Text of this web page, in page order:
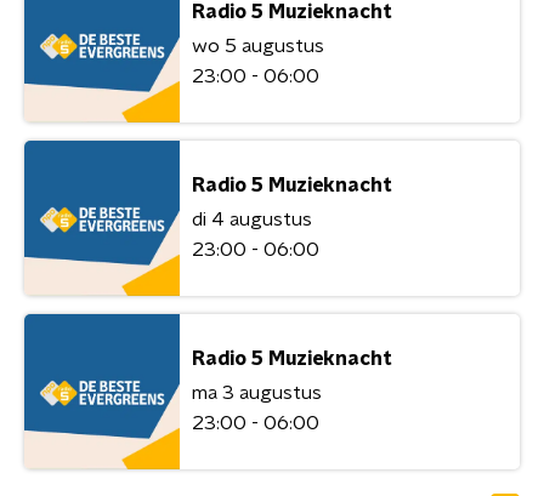
Radio 5 Muzieknacht
wo 5 augustus
23:00 - 06:00
Radio 5 Muzieknacht
di 4 augustus
23:00 - 06:00
Radio 5 Muzieknacht
ma 3 augustus
23:00 - 06:00